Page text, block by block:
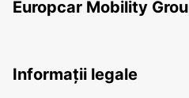
Europcar Mobility
Informații legale